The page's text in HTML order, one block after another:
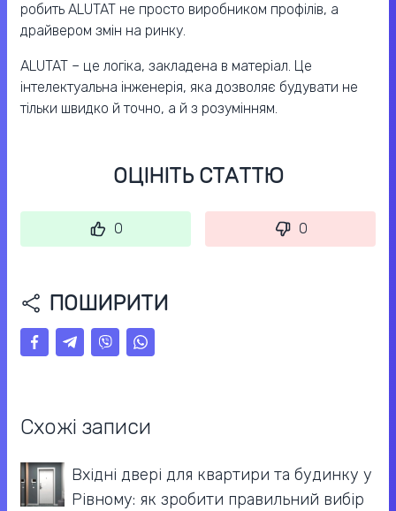
робить ALUTAT не просто виробником профілів, а
драйвером змін на ринку.
ALUTAT – це логіка, закладена в матеріал. Це
інтелектуальна інженерія, яка дозволяє будувати не
тільки швидко й точно, а й з розумінням.
ОЦІНІТЬ СТАТТЮ
0 0
ПОШИРИТИ
Схожі записи
Вхідні двері для квартири та будинку у
Рівному: як зробити правильний вибір